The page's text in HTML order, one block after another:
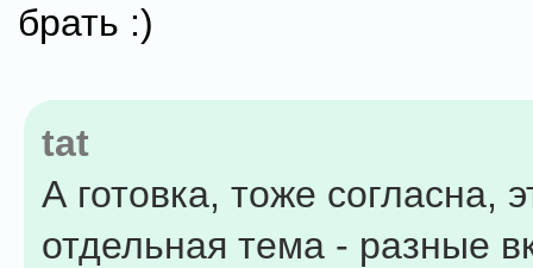
брать :)
tat
А готовка, тоже согласна,
отдельная тема - разные